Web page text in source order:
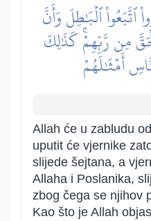
ٱلۡبَٰطِلَ وَأَنَّ
مِن رَّبِّهِمۡۚ كَذَٰلِكَ
أَمۡثَٰلَهُمۡ
Allah će u zabludu
uputit će vjernike
slijede šejtana, a
Allaha i Poslanika,
zbog čega se njihov
Kao što je Allah